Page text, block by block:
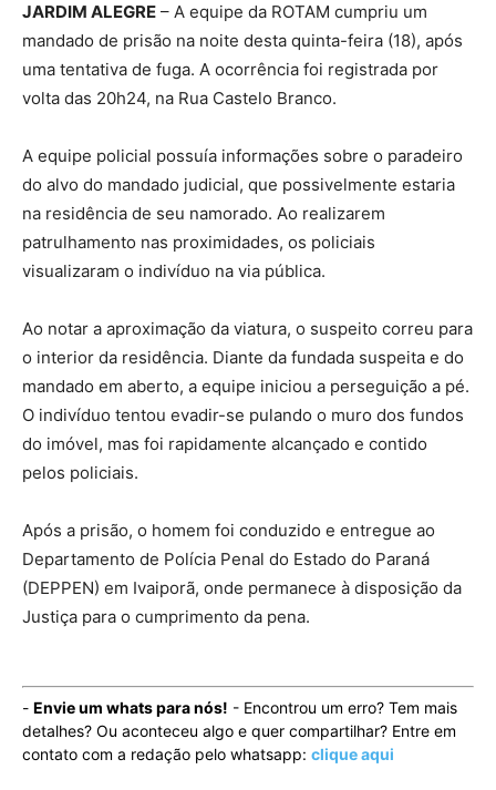
JARDIM ALEGRE – A equipe da ROTAM cumpriu um
mandado de prisão na noite desta quinta-feira (18), após
uma tentativa de fuga. A ocorrência foi registrada por
volta das 20h24, na Rua Castelo Branco.
A equipe policial possuía informações sobre o paradeiro
do alvo do mandado judicial, que possivelmente estaria
na residência de seu namorado. Ao realizarem
patrulhamento nas proximidades, os policiais
visualizaram o indivíduo na via pública.
Ao notar a aproximação da viatura, o suspeito correu para
o interior da residência. Diante da fundada suspeita e do
mandado em aberto, a equipe iniciou a perseguição a pé.
O indivíduo tentou evadir-se pulando o muro dos fundos
do imóvel, mas foi rapidamente alcançado e contido
pelos policiais.
Após a prisão, o homem foi conduzido e entregue ao
Departamento de Polícia Penal do Estado do Paraná
(DEPPEN) em Ivaiporã, onde permanece à disposição da
Justiça para o cumprimento da pena.
- Envie um whats para nós! - Encontrou um erro? Tem mais
detalhes? Ou aconteceu algo e quer compartilhar? Entre em
contato com a redação pelo whatsapp: clique aqui